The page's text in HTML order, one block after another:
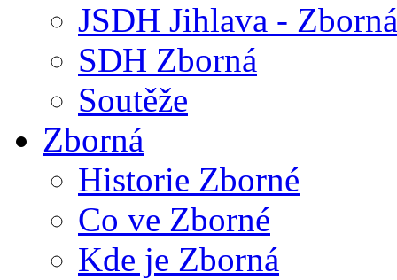
JSDH Jihlava - Zborná
SDH Zborná
Soutěže
Zborná
Historie Zborné
Co ve Zborné
Kde je Zborná